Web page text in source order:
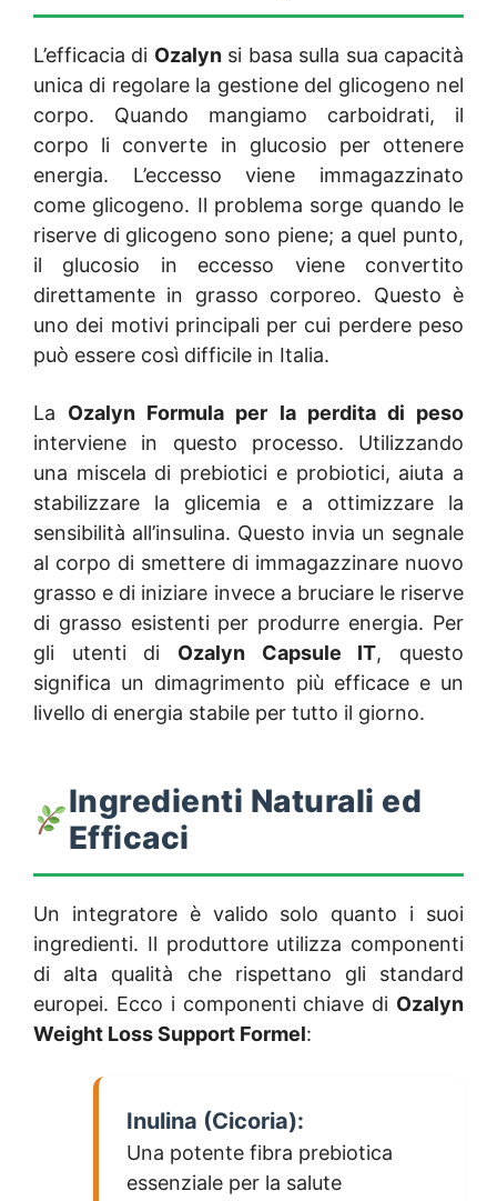
L’efficacia di Ozalynsi basa sulla sua capacità
unica di regolare la gestione del glicogeno nel
corpo. Quando mangiamo carboidrati, il
corpo li converte in glucosio per ottenere
energia. L’eccesso viene immagazzinato
come glicogeno. Il problema sorge quando le
riserve di glicogeno sono piene; a quel punto,
il glucosio in eccesso viene convertito
direttamente in grasso corporeo. Questo è
uno dei motivi principali per cui perdere peso
può essere così difficile in Italia.
La Ozalyn Formula per la perdita di peso
interviene in questo processo. Utilizzando
una miscela di prebiotici e probiotici, aiuta a
stabilizzare la glicemia e a ottimizzare la
sensibilità all’insulina. Questo invia un segnale
al corpo di smettere di immagazzinare nuovo
grasso e di iniziare invece a bruciare le riserve
di grasso esistenti per produrre energia. Per
gli utenti di Ozalyn Capsule IT, questo
significa un dimagrimento più efficace e un
livello di energia stabile per tutto il giorno.
Ingredienti Naturali ed
Efficaci
Un integratore è valido solo quanto i suoi
ingredienti. Il produttore utilizza componenti
di alta qualità che rispettano gli standard
europei. Ecco i componenti chiave di Ozalyn
Weight Loss Support Formel:
Inulina (Cicoria):
Una potente fibra prebiotica
essenziale per la salute